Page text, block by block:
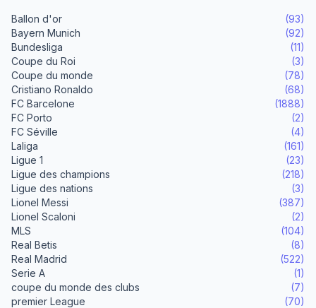
Ballon d'or
(93)
Bayern Munich
(92)
Bundesliga
(11)
Coupe du Roi
(3)
Coupe du monde
(78)
Cristiano Ronaldo
(68)
FC Barcelone
(1888)
FC Porto
(2)
FC Séville
(4)
Laliga
(161)
Ligue 1
(23)
Ligue des champions
(218)
Ligue des nations
(3)
Lionel Messi
(387)
Lionel Scaloni
(2)
MLS
(104)
Real Betis
(8)
Real Madrid
(522)
Serie A
(1)
coupe du monde des clubs
(7)
premier League
(70)